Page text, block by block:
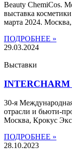
Beauty ChemiCos.
выставка
марта 2024​.
ПОДРОБНЕЕ »
29.03.2024
Выставки
INTERCHARM
30-я
отрасли и бьюти-
Москва, Крокус
ПОДРОБНЕЕ »
28.10.2023